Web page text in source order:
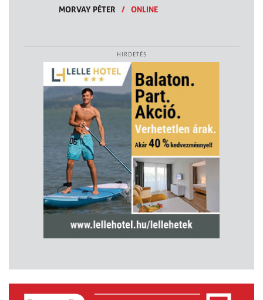
MORVAY PÉTER / ONLINE
HIRDETÉS